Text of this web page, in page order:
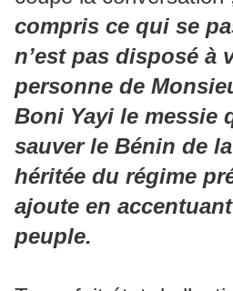
compris ce qui se
n’est pas disposé à
personne de
Boni Yayi le messie
sauver le Bénin de
héritée du régime
ajoute en
peuple.